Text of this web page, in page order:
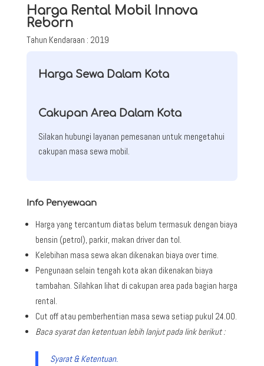
Harga Rental Mobil Innova
Reborn
Tahun Kendaraan : 2019
Harga Sewa Dalam Kota
Cakupan Area Dalam Kota
Silakan hubungi layanan pemesanan untuk mengetahui
cakupan masa sewa mobil.
Info Penyewaan
Harga yang tercantum diatas belum termasuk dengan biaya
bensin (petrol), parkir, makan driver dan tol.
Kelebihan masa sewa akan dikenakan biaya over time.
Pengunaan selain tengah kota akan dikenakan biaya
tambahan. Silahkan lihat di cakupan area pada bagian harga
rental.
Cut off atau pemberhentian masa sewa setiap pukul 24.00.
Baca syarat dan ketentuan lebih lanjut pada link berikut :
Syarat & Ketentuan.